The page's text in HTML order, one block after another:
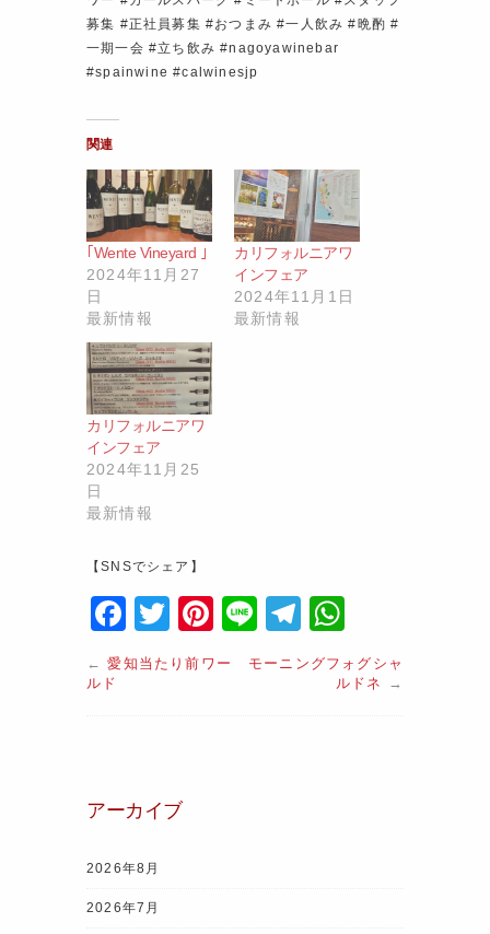
募集 #正社員募集 #おつまみ #一人飲み #晩酌 #
一期一会 #立ち飲み #nagoyawinebar
#spainwine #calwinesjp
関連
｢Wente Vineyard ｣
2024年11月27
日
最新情報
カリフォルニアワ
インフェア
2024年11月1日
最新情報
カリフォルニアワ
インフェア
2024年11月25
日
最新情報
【SNSでシェア】
F
a
c
o
k
T
w
itt
Pi
Li
n
T
el
e
h
at
←愛知当たり前ワー
ルド
モーニングフォグシャ
ルドネ
→
アーカイブ
2026年8月
2026年7月